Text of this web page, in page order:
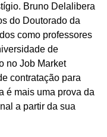
Bruno Delalibera
do Doutorado da
como professores
de
no Job Market
contratação para
é mais uma prova da
a partir da sua